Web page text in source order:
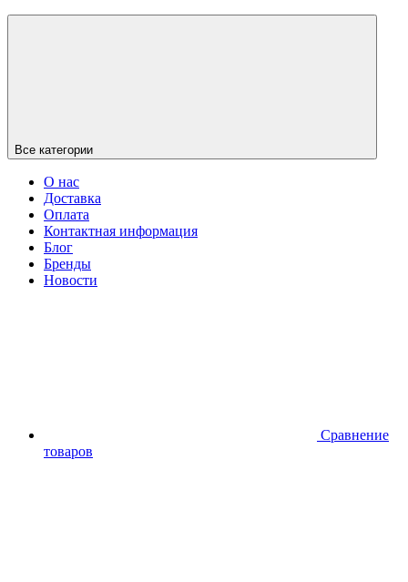
Все категории
О нас
Доставка
Оплата
Контактная информация
Блог
Бренды
Новости
Сравнение
товаров